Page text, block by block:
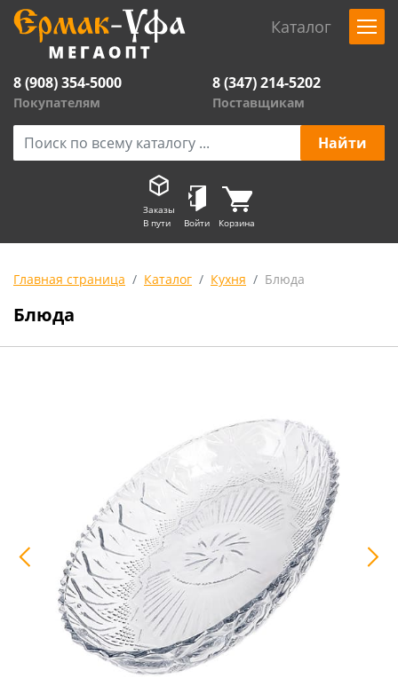
Каталог
8 (908) 354-5000
Покупателям
8 (347) 214-5202
Поставщикам
Заказы
В пути
Войти Корзина
Главная страница Каталог Кухня Блюда
Блюда